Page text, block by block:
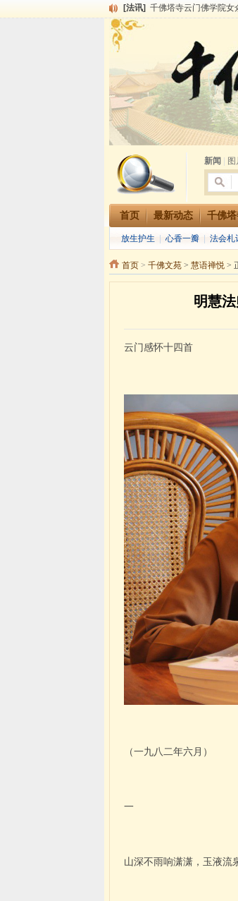
[法讯] 千佛塔寺云门佛学院女
[法讯]
[法讯]
共赴华藏世界 进入最
千佛塔寺阅藏堂周末阅
[法讯]
清明节祭祖报恩地藏法
[法讯] 本寺方丈上明下慧尼和
[法讯]
2015-3-26师父于法堂
[法讯]
广东千佛塔寺云门佛学
[法讯]
恭请海涛法师莅临千佛
[法讯] 2014年七月大法会 祈
新闻
图
首页 最新动态 千佛
放生护生 心香一瓣 法会札
首页> 千佛文苑> 慧语禅悦>
明慧
云门感怀十四首
（一九八二年六月）
一
山深不雨响潇潇，玉液流